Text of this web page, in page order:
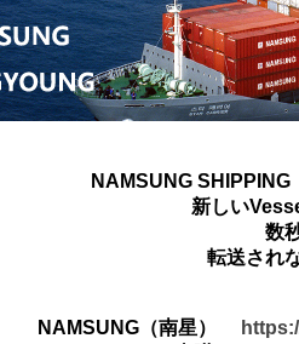
NAMSUNG SHIPPING
新しい
数
転送され
NAMSUNG（南星）